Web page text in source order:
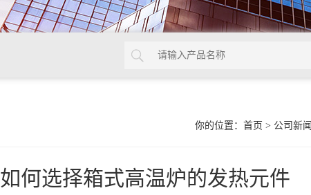
你的位置： 首页 > 公司新闻
如何选择箱式高温炉的发热元件